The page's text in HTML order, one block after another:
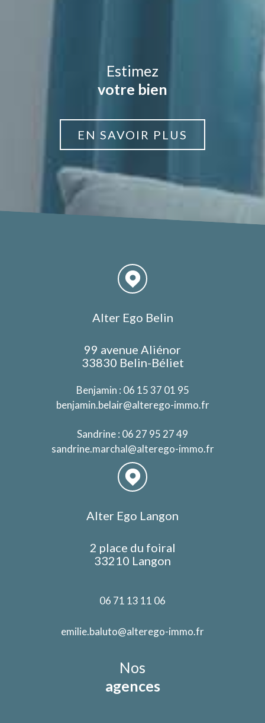
Estimez
votre bien
EN SAVOIR PLUS
Alter Ego Belin
99 avenue Aliénor
33830 Belin-Béliet
Benjamin : 06 15 37 01 95
benjamin.belair@alterego-immo.fr
Sandrine : 06 27 95 27 49
sandrine.marchal@alterego-immo.fr
Alter Ego Langon
2 place du foiral
33210 Langon
06 71 13 11 06
emilie.baluto@alterego-immo.fr
Nos
agences